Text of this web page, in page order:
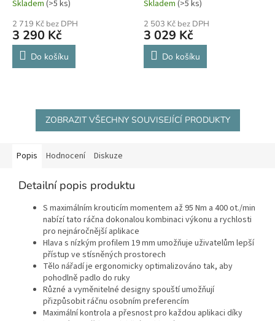
Skladem (>5 ks)
2 719 Kč bez DPH
3 290 Kč
Do košíku
Skladem (>5 ks)
2 503 Kč bez DPH
3 029 Kč
Do košíku
ZOBRAZIT VŠECHNY SOUVISEJÍCÍ PRODUKTY
Popis Hodnocení Diskuze
Detailní popis produktu
S maximálním krouticím momentem až 95 Nm a 400 ot./min
nabízí tato ráčna dokonalou kombinaci výkonu a rychlosti
pro nejnáročnější aplikace
Hlava s nízkým profilem 19 mm umožňuje uživatelům lepší
přístup ve stísněných prostorech
Tělo nářadí je ergonomicky optimalizováno tak, aby
pohodlně padlo do ruky
Různé a vyměnitelné designy spouští umožňují
přizpůsobit ráčnu osobním preferencím
Maximální kontrola a přesnost pro každou aplikaci díky